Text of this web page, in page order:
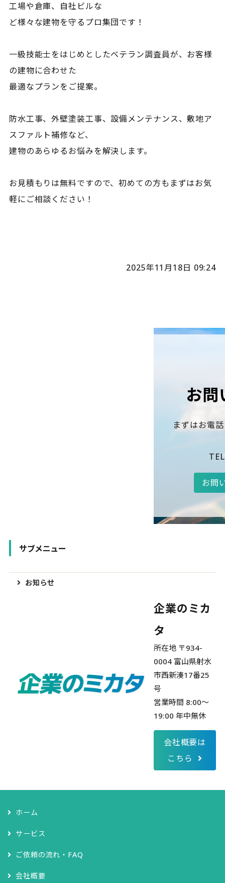
工場や倉庫、自社ビルな
ど様々な建物を守るプロ集団です！
一級技能士をはじめとしたベテラン調査員が、お客様
の建物に合わせた
最適なプランをご提案。
防水工事、外壁塗装工事、設備メンテナンス、敷地ア
スファルト補修など、
建物のあらゆるお悩みを解決します。
お見積もりは無料ですので、初めての方もまずはお気
軽にご相談ください！
2025年11月18日 09:24
お問
まずはお電
お問
サブメニュー
お知らせ
企業のミカ
タ
所在地 〒934-
0004 富山県射水
市西新湊17番25
号
営業時間 8:00～
19:00 年中無休
会社概要は
こちら
ホーム
サービス
ご依頼の流れ・FAQ
会社概要